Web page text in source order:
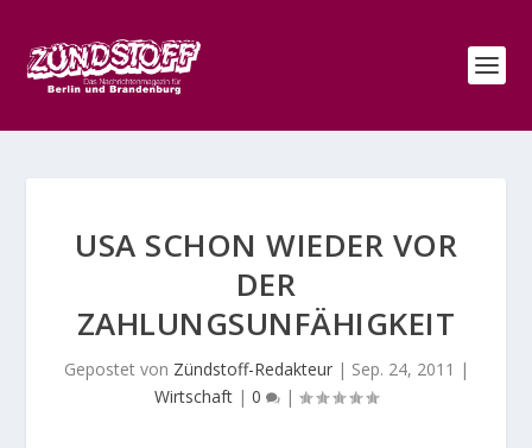
USA SCHON WIEDER VOR
DER
ZAHLUNGSUNFÄHIGKEIT
Gepostet von Zündstoff-Redakteur| Sep. 24, 2011 |
Wirtschaft | 0 |